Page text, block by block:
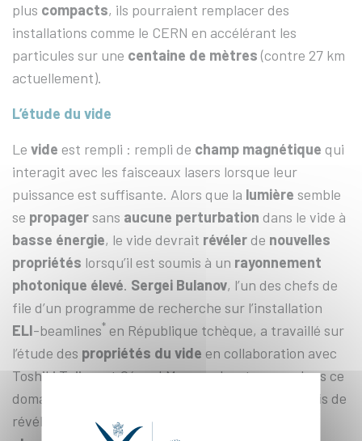
plus compacts, ils pourraient remplacer des
installations comme le CERN en accélérant les
particules sur une centaine de mètres(contre 27 km
actuellement).
L’étude du vide
Le vide est rempli : rempli de champ magnétique qui
interagit avec les faisceaux lasers lorsque leur
puissance est suffisante. Alors que la lumière semble
se propager sans aucune perturbation dans le vide à
basse énergie, le vide devrait révélerde nouvelles
propriétés lorsqu’il est soumis à un rayonnement
photonique élevé. Sergei Bulanov, l’un des chefs de
file d’un programme de recherche sur l’installation
ELI-beamlines* en République tchèque, a travaillé sur
l’étude des propriétés du vide en collaboration avec
Toshiki Tajima et Gérard Mourou. Les travaux dans ce
domaine de
ont permis de
révéler que le vide comporte